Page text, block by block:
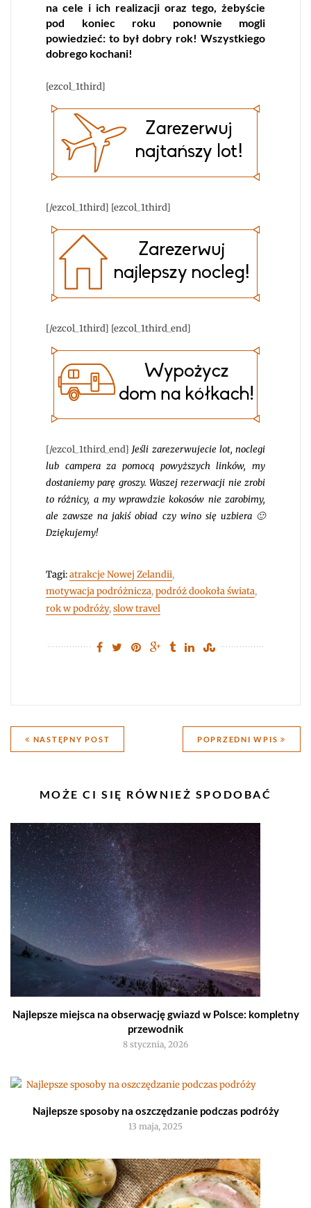
na cele i ich realizacji oraz tego, żebyście
pod koniec roku ponownie mogli
powiedzieć: to był dobry rok! Wszystkiego
dobrego kochani!
[ezcol_1third]
[/ezcol_1third] [ezcol_1third]
[/ezcol_1third] [ezcol_1third_end]
[/ezcol_1third_end]Jeśli zarezerwujecie lot, noclegi
lub campera za pomocą powyższych linków, my
dostaniemy parę groszy. Waszej rezerwacji nie zrobi
to różnicy, a my wprawdzie kokosów nie zarobimy,
ale zawsze na jakiś obiad czy wino się uzbiera 🙂
Dziękujemy!
Tagi:atrakcje Nowej Zelandii,
motywacja podróżnicza,podróż dookoła świata,
rok w podróży,slow travel
Nawigacja
wpisu
POPRZEDNI WPIS
NASTĘPNY POST
PODOBNE
MOŻE CI SIĘ RÓWNIEŻ SPODOBAĆ
Najlepsze miejsca na obserwację gwiazd w Polsce: kompletny
przewodnik
8 stycznia, 2026
Najlepsze sposoby na oszczędzanie podczas podróży
13 maja, 2025